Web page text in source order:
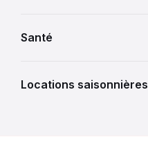
Santé
Locations saisonnières